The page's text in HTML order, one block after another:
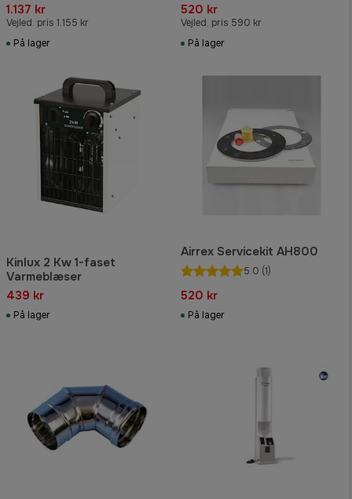
1.137 kr
Vejled. pris 1.155 kr
På lager
520 kr
Vejled. pris 590 kr
På lager
Kinlux 2 Kw 1-faset
Varmeblæser
439 kr
På lager
Airrex Servicekit AH800
5.0 (1)
520 kr
På lager